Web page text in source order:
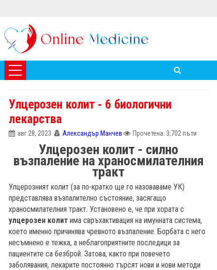
Улцерозен колит - 6 биологични
лекарства
авг 28, 2023 Александър Манчев Прочетена: 3,702 пъти
Улцерозен колит - силно
възпаление на храносмилателния
тракт
Улцерозният колит (за по-кратко ще го назоваваме УК)
представлява възпалително състояние, засягащо
храносмилателния тракт. Установено е, че при хората с
улцерозен колитима свръхактивация на имунната система,
което именно причинява чревното възпаление. Борбата с него
несъмнено е тежка, а неблагоприятните последици за
пациентите са безброй. Затова, както при повечето
заболявания, лекарите постоянно търсят нови и нови методи